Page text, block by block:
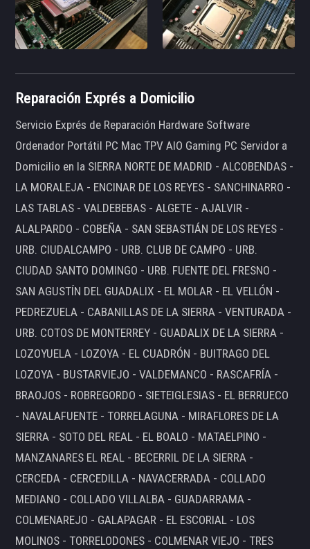
Reparación Exprés a Domicilio
Servicio Exprés de Reparación Hardware Software
Ordenador Portátil PC Mac TPV AIO Gaming PC Servidor a
Domicilio en la SIERRA NORTE DE MADRID - ALCOBENDAS -
LA MORALEJA - ENCINAR DE LOS REYES - SANCHINARRO -
LAS TABLAS - VALDEBEBAS - ALGETE - AJALVIR -
ALALPARDO - COBEÑA - SAN SEBASTIÁN DE LOS REYES -
URB. CIUDALCAMPO - URB. CLUB DE CAMPO - URB.
CIUDAD SANTO DOMINGO - URB. FUENTE DEL FRESNO -
SAN AGUSTÍN DEL GUADALIX - EL MOLAR - EL VELLÓN -
PEDREZUELA - CABANILLAS DE LA SIERRA - VENTURADA -
URB. COTOS DE MONTERREY - GUADALIX DE LA SIERRA -
LOZOYUELA - LOZOYA - EL CUADRÓN - BUITRAGO DEL
LOZOYA - BUSTARVIEJO - VALDEMANCO - RASCAFRÍA -
BRAOJOS - ROBREGORDO - SIETEIGLESIAS - EL BERRUECO
- NAVALAFUENTE - TORRELAGUNA - MIRAFLORES DE LA
SIERRA - SOTO DEL REAL - EL BOALO - MATAELPINO -
MANZANARES EL REAL - BECERRIL DE LA SIERRA -
CERCEDA - CERCEDILLA - NAVACERRADA - COLLADO
MEDIANO - COLLADO VILLALBA - GUADARRAMA -
COLMENAREJO - GALAPAGAR - EL ESCORIAL - LOS
MOLINOS - TORRELODONES - COLMENAR VIEJO - TRES